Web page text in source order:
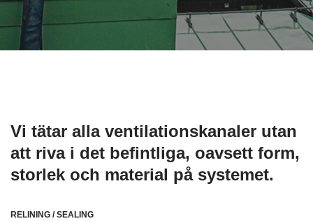
Vi tätar alla ventilationskanaler utan
att riva i det befintliga, oavsett form,
storlek och material på systemet.
RELINING / SEALING